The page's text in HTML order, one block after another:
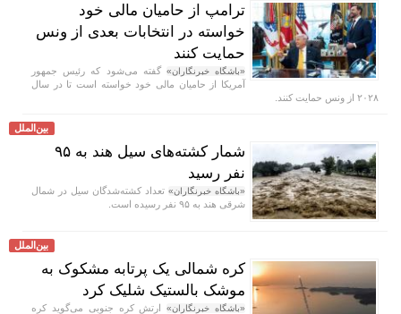
ترامپ از حامیان مالی خود
خواسته در انتخابات بعدی از ونس
حمایت کنند
«باشگاه خبرنگاران» گفته می‌شود که رئیس جمهور
آمریکا از حامیان مالی خود خواسته است تا در سال
۲۰۲۸ از ونس حمایت کنند.
بین‌الملل
شمار کشته‌های سیل هند به ۹۵
نفر رسید
«باشگاه خبرنگاران» تعداد کشته‌شدگان سیل در شمال
شرقی هند به ۹۵ نفر رسیده است.
بین‌الملل
کره شمالی یک پرتابه مشکوک به
موشک بالستیک شلیک کرد
«باشگاه خبرنگاران»ارتش کره جنوبی می‌گوید کره